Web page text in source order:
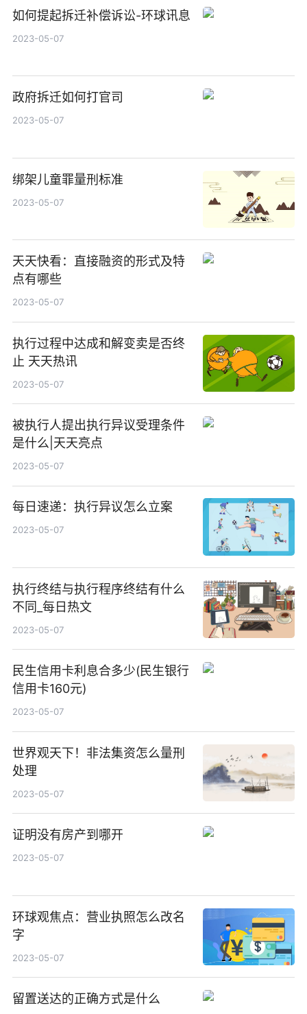
如何提起拆迁补偿诉讼-环球讯息
2023-05-07
政府拆迁如何打官司
2023-05-07
绑架儿童罪量刑标准
2023-05-07
天天快看：直接融资的形式及特
点有哪些
2023-05-07
执行过程中达成和解变卖是否终
止 天天热讯
2023-05-07
被执行人提出执行异议受理条件
是什么|天天亮点
2023-05-07
每日速递：执行异议怎么立案
2023-05-07
执行终结与执行程序终结有什么
不同_每日热文
2023-05-07
民生信用卡利息合多少(民生银行
信用卡160元)
2023-05-07
世界观天下！非法集资怎么量刑
处理
2023-05-07
证明没有房产到哪开
2023-05-07
环球观焦点：营业执照怎么改名
字
2023-05-07
留置送达的正确方式是什么